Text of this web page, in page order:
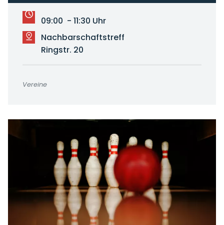
09:00 - 11:30 Uhr
Nachbarschaftstreff
Ringstr. 20
Vereine